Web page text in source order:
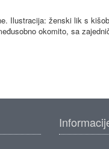
Ilustracija: ženski lik s
okomito, sa